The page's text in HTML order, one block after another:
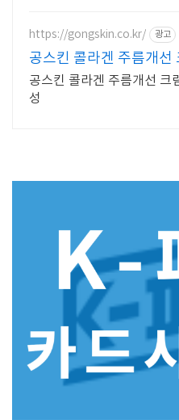
https://gongskin.co.kr/ 광고
공스킨 콜라겐 주름개선
공스킨 콜라겐 주름개선 크
성